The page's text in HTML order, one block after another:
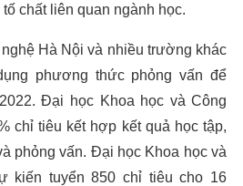
chất liên quan ngành học.
Hà Nội và nhiều trường khác
phương thức phỏng vấn để
Đại học Khoa học và Công
chỉ tiêu kết hợp kết quả học tập,
phỏng vấn. Đại học Khoa học và
kiến tuyển 850 chỉ tiêu cho 16